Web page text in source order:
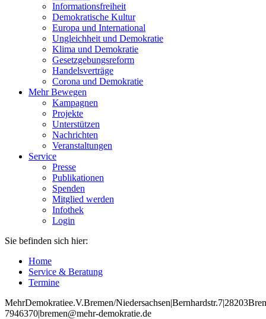
Informationsfreiheit
Demokratische Kultur
Europa und International
Ungleichheit und Demokratie
Klima und Demokratie
Gesetzgebungsreform
Handelsverträge
Corona und Demokratie
Mehr Bewegen
Kampagnen
Projekte
Unterstützen
Nachrichten
Veranstaltungen
Service
Presse
Publikationen
Spenden
Mitglied werden
Infothek
Login
Sie befinden sich hier:
Home
Service & Beratung
Termine
MehrDemokratiee.V.Bremen/Niedersachsen|Bernhardstr.7|28203
7946370|bremen@mehr-demokratie.de